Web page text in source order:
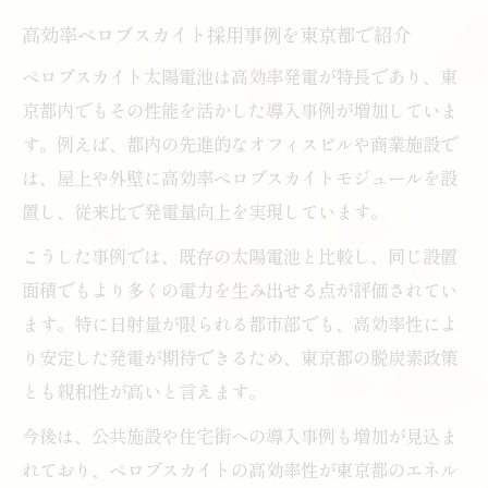
高効率ペロブスカイト採用事例を東京都で紹介
ペロブスカイト太陽電池は高効率発電が特長であり、東
京都内でもその性能を活かした導入事例が増加していま
す。例えば、都内の先進的なオフィスビルや商業施設で
は、屋上や外壁に高効率ペロブスカイトモジュールを設
置し、従来比で発電量向上を実現しています。
こうした事例では、既存の太陽電池と比較し、同じ設置
面積でもより多くの電力を生み出せる点が評価されてい
ます。特に日射量が限られる都市部でも、高効率性によ
り安定した発電が期待できるため、東京都の脱炭素政策
とも親和性が高いと言えます。
今後は、公共施設や住宅街への導入事例も増加が見込ま
れており、ペロブスカイトの高効率性が東京都のエネル